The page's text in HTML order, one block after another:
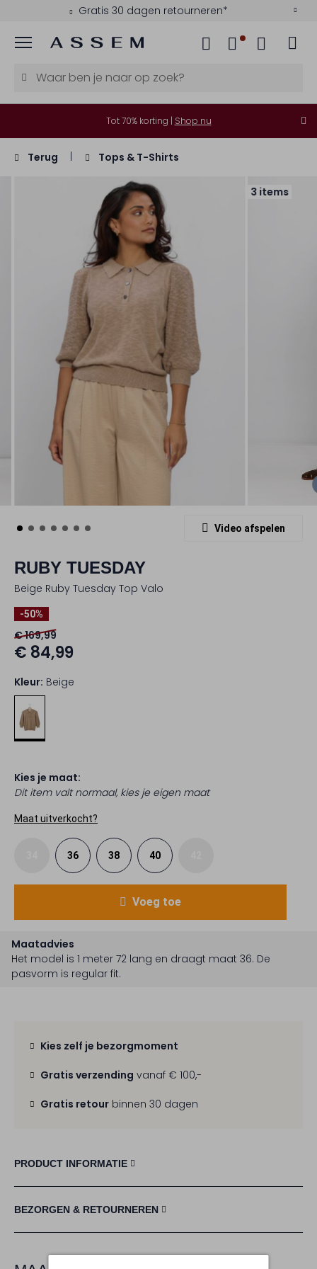
Gratis 30 dagen retourneren*
Menu
Tot 70% korting | Shop nu
Terug Tops & T-Shirts
3 items
Video afspelen
RUBY TUESDAY
Beige Ruby Tuesday Top Valo
-50%
€ 169,99
€ 84,99
Kleur: Beige
Kies je maat:
Dit item valt normaal, kies je eigen maat
Maat uitverkocht?
36 38 40
Voeg toe
Maatadvies
Het model is 1 meter 72 lang en draagt maat 36. De
pasvorm is regular fit.
Kies zelf je bezorgmoment
Gratis verzending vanaf € 100,-
Gratis retour binnen 30 dagen
PRODUCT INFORMATIE
BEZORGEN & RETOURNEREN